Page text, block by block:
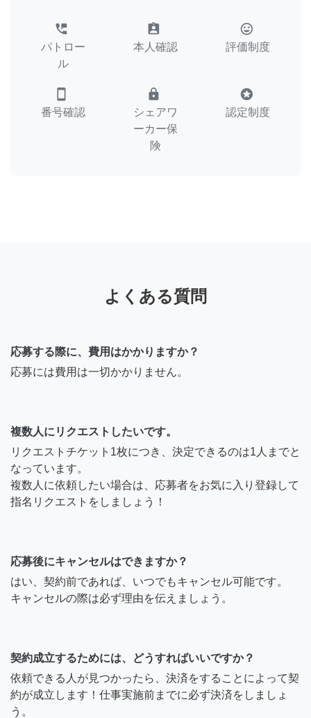
perm_phone_msg
パトロー
ル
assignment_ind
本人確認
tag_faces
評価制度
smartphone
番号確認
lock
シェアワ
ーカー保
険
stars
認定制度
よくある質問
応募する際に、費用はかかりますか？
応募には費用は一切かかりません。
複数人にリクエストしたいです。
リクエストチケット1枚につき、決定できるのは1人までと
なっています。
複数人に依頼したい場合は、応募者をお気に入り登録して
指名リクエストをしましょう！
応募後にキャンセルはできますか？
はい、契約前であれば、いつでもキャンセル可能です。
キャンセルの際は必ず理由を伝えましょう。
契約成立するためには、どうすればいいですか？
依頼できる人が見つかったら、決済をすることによって契
約が成立します！仕事実施前までに必ず決済をしましょ
う。